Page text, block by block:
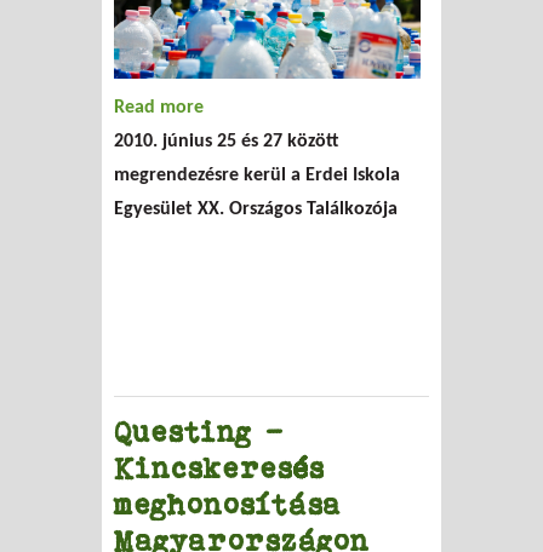
Read more
Országos Találkozója
2010. június 25 és 27 között
megrendezésre kerül a Erdei Iskola
Egyesület XX. Országos Találkozója
Questing -
Kincskeresés
meghonosítása
Magyarországon